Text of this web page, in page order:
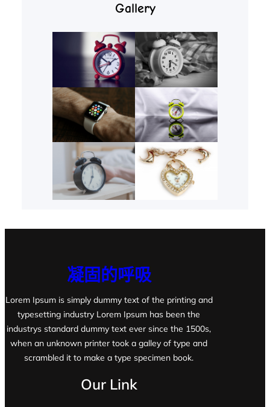
Gallery
凝固的呼吸
Lorem Ipsum is simply dummy text of the printing and
typesetting industry Lorem Ipsum has been the
industrys standard dummy text ever since the 1500s,
when an unknown printer took a galley of type and
scrambled it to make a type specimen book.
Our Link